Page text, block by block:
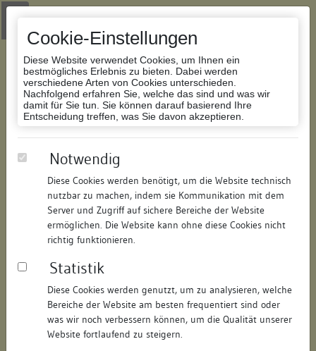
Cookie-Einstellungen
Diese Website verwendet Cookies, um Ihnen ein
bestmögliches Erlebnis zu bieten. Dabei werden
verschiedene Arten von Cookies unterschieden.
Nachfolgend erfahren Sie, welche das sind und was wir
damit für Sie tun. Sie können darauf basierend Ihre
Entscheidung treffen, was Sie davon akzeptieren.
Notwendig
Diese Cookies werden benötigt, um die Website technisch
nutzbar zu machen, indem sie Kommunikation mit dem
Server und Zugriff auf sichere Bereiche der Website
ermöglichen. Die Website kann ohne diese Cookies nicht
richtig funktionieren.
Statistik
Diese Cookies werden genutzt, um zu analysieren, welche
Bereiche der Website am besten frequentiert sind oder
was wir noch verbessern können, um die Qualität unserer
Website fortlaufend zu steigern.
Zur Navigation springen
Zum Inhalt der Website springen
Datenbank Bauforschung/Restaurierung
121492979315/Datum:04.05.2016
Datenbestand:
Bauforschung und Restaurierung
Als PDF herunterladen:
Objektdaten
Straße: Hauptstraße
Hausnummer: 51 ehemals 53